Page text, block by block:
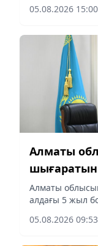
aqshamnews.kz
05.08.2026 15:00
Алматы
Алматы
алдағы 5 жыл
aqshamnews.kz
05.08.2026 09:53